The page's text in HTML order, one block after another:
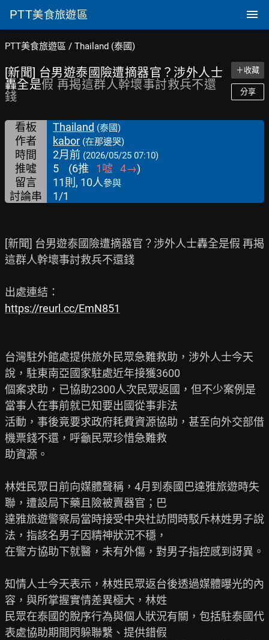
PTT美食旅遊區
PTT美食旅遊區 / Thailand (泰國)
[新聞] 台男遊泰國險遭摘器官？涉外人士
轟全是假 再揭這群人幹壞事討救兵不還
錢
＋收藏
分享
看板 Thailand (泰國)
作者 kabor (在那邊哭)
時間 2月前 (2026/05/25 07:10)
推噓 5 (6推 1噓 4→)
留言
11則, 10人參與
討論串 1/1
[新聞] 台男遊泰國險遭摘器官？涉外人士轟全是假 再揭
這群人幹壞事討救兵不還錢
https://reurl.cc/EmN851
台灣駐外館處提供旅外民眾急難救助，涉外人士今天
說，駐東南亞國家駐處近年接獲3600
個案求助，已協助2300人次民眾返國，但不少案例是
當事人在事前就已知要出國從事非法
活動，事後竟要求政府耗費資源協助，甚至向外交部借
機票錢不還，呼籲民眾珍惜急難救
助資源。
林姓民眾日前向媒體聲稱，4月到泰國巴達雅旅遊時失
聯，遭設局下藥且險被賣器官；巴
達雅旅遊警察局當時接受中央社訪問時駁斥林姓男子說
法，指該名男子因精神狀況不穩，
在警方協助下就醫，未有外傷，對男子指控感到訝異。
知情人士今天表示，林姓民眾返台後透過媒體曝光的內
容，與所掌握實情差異極大，林姓
民眾在泰國的脫序行為與個人狀況有關，包括駐泰國代
表處協助期間閃躲聯繫、提供錯假